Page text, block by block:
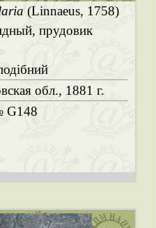
(Linnaeus, 1758)
прудовик
обл., 1881 г.